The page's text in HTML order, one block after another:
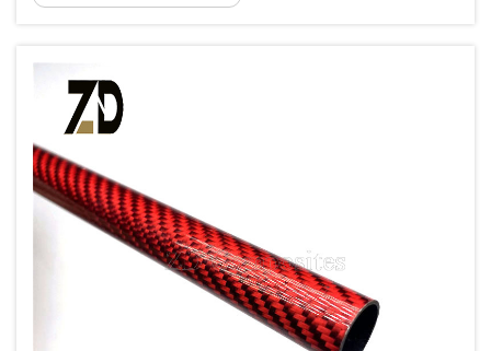
at hindi stable na kondisyon ng lupa. Ang
madalas na nabigo sa ilalim ng ekstremong
kondisyon, na iniwan ang mga mahihinang
puno na walang proteksyon...